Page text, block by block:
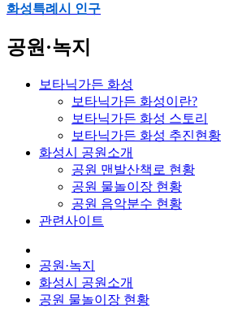
화성특례시 인구
공원·녹지
보타닉가든 화성
보타닉가든 화성이란?
보타닉가든 화성 스토리
보타닉가든 화성 추진현황
화성시 공원소개
공원 맨발산책로 현황
공원 물놀이장 현황
공원 음악분수 현황
관련사이트
공원·녹지
화성시 공원소개
공원 물놀이장 현황